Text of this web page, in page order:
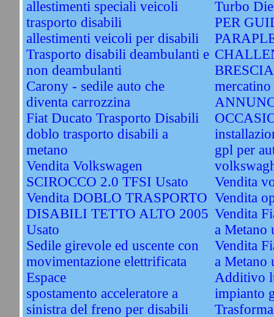
allestimenti speciali veicoli
trasporto disabili
allestimenti veicoli per disabili
Trasporto disabili deambulanti e
non deambulanti
Carony - sedile auto che
diventa carrozzina
Fiat Ducato Trasporto Disabili
doblo trasporto disabili a
metano
Vendita Volkswagen
SCIROCCO 2.0 TFSI Usato
Vendita DOBLO TRASPORTO
DISABILI TETTO ALTO 2005
Usato
Sedile girevole ed uscente con
movimentazione elettrificata
Espace
spostamento acceleratore a
sinistra del freno per disabili
Turbo
PER
mercatino
gpl per
Vendita
Vendita
Vendita
a Metano
Vendita
a Metano
Additivo
impianto